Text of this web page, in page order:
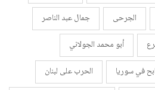
الجرحى
جمال عبد الناصر
أبو محمد الجولاني
في سوريا
الحرب على لبنان